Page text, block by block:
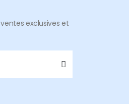
exclusives et